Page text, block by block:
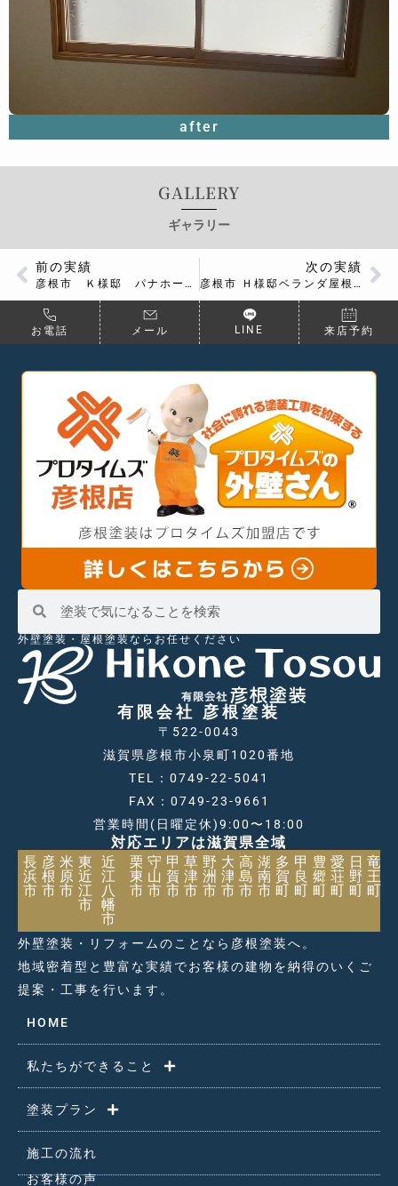
after
GALLERY
ギャラリー
前の実績
彦根市 Ｋ様邸 パナホーム屋根換気塔 板金工事
次の実績
彦根市 Ｈ様邸ベランダ屋根材修繕工事
お電話 メール LINE 来店予約
外壁塗装・屋根塗装ならお任せください
有限会社 彦根塗装
〒522-0043
滋賀県彦根市小泉町1020番地
TEL：0749-22-5041
FAX：0749-23-9661
営業時間(日曜定休)9:00〜18:00
対応エリアは滋賀県全域
長
浜
市
彦
根
市
米
原
市
東
近
江
市
近
江
八
幡
市
栗
東
市
守
山
市
甲
賀
市
草
津
市
野
洲
市
大
津
市
高
島
市
湖
南
市
多
賀
町
甲
良
町
豊
郷
町
愛
荘
町
日
野
町
竜
王
町
外壁塗装・リフォームのことなら彦根塗装へ。
地域密着型と豊富な実績でお客様の建物を納得のいくご
提案・工事を行います。
HOME
私たちができること
塗装プラン
施工の流れ
お客様の声